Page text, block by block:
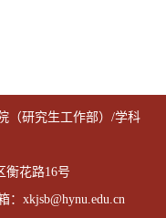
（研究生工作部）/学科
衡花路16号
xkjsb@hynu.edu.cn